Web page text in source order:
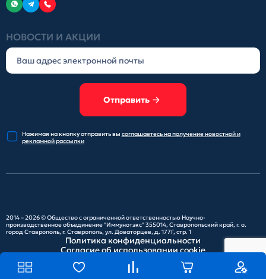
НОВОСТИ И АКЦИИ
Отправить
Нажимая на кнопку отправитьвы соглашаетесь на получениеновостной и
рекламной рассылки
2014 – 2026 ©Общество с ограниченной ответственностью Научно-
производственное объединение "Иммунотэкс"355014, Ставропольский край, г. о.
город Ставрополь, г. Ставрополь, ул. Доваторцев, д. 177Г, стр. 1
Политика конфиденциальности
Согласие об использовании cookie
Карта сайта